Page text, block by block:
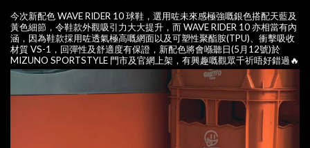
今次新配色 WAVE RIDER 10 球鞋，選用咗未來感極強嘅銀色搭配天藍及
黃色細節，令鞋款外觀吸引力大大提升，而 WAVE RIDER 10 亦相當有內
涵，因為鞋款採用咗透氣極高嘅網面以及可塑性聚酯胺(TPU)、衝擊吸收
材質 VS-1，回彈性及舒適度有保證，新配色將會喺聽日(5月12號)於
MIZUNO SPORTSTYLE 門市及官網上架，有興趣嘅觀眾千祈唔好錯過🔥